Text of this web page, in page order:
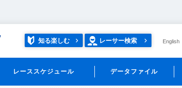
知る楽しむ レーサー検索 English
レーススケジュール データファイル